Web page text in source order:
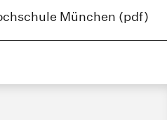
München (pdf)